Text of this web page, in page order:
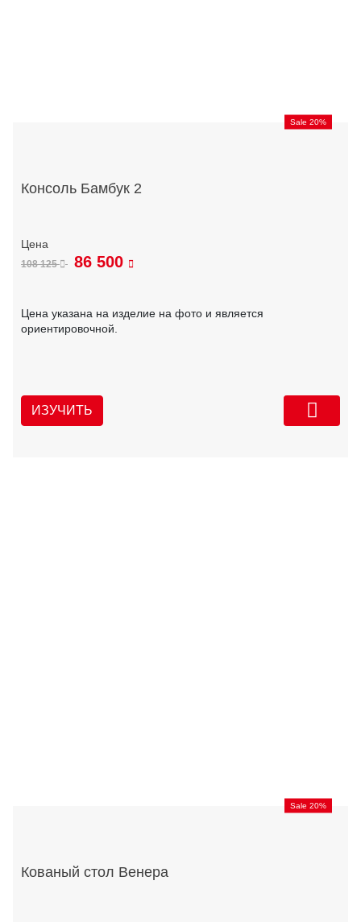
Sale 20%
Консоль Бамбук 2
108 125 86 500
Цена указана на изделие на фото и является
ориентировочной.
ИЗУЧИТЬ
Sale 20%
Кованый стол Венера